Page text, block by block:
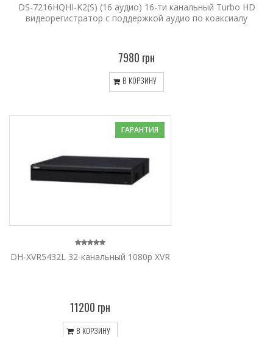
DS-7216HQHI-K2(S) (16 аудио) 16-ти канальный Turbo HD
видеорегистратор c поддержкой аудио по коаксиалу
7980 грн
В КОРЗИНУ
ГАРАНТИЯ
DH-XVR5432L 32-канальный 1080p XVR
11200 грн
В КОРЗИНУ